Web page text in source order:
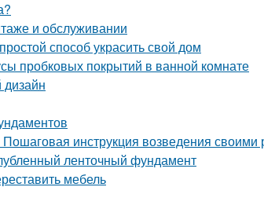
и обслуживании
способ украсить свой дом
пробковых покрытий в ванной комнате
инструкция возведения своими
ленточный фундамент
мебель